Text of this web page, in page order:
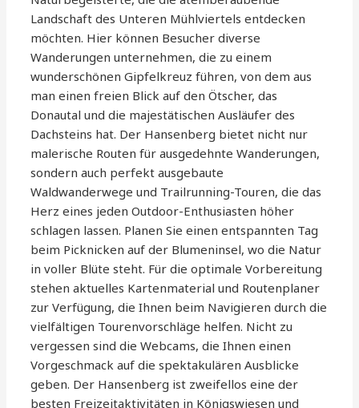
Landschaft des Unteren Mühlviertels entdecken
möchten. Hier können Besucher diverse
Wanderungen unternehmen, die zu einem
wunderschönen Gipfelkreuz führen, von dem aus
man einen freien Blick auf den Ötscher, das
Donautal und die majestätischen Ausläufer des
Dachsteins hat. Der Hansenberg bietet nicht nur
malerische Routen für ausgedehnte Wanderungen,
sondern auch perfekt ausgebaute
Waldwanderwege und Trailrunning-Touren, die das
Herz eines jeden Outdoor-Enthusiasten höher
schlagen lassen. Planen Sie einen entspannten Tag
beim Picknicken auf der Blumeninsel, wo die Natur
in voller Blüte steht. Für die optimale Vorbereitung
stehen aktuelles Kartenmaterial und Routenplaner
zur Verfügung, die Ihnen beim Navigieren durch die
vielfältigen Tourenvorschläge helfen. Nicht zu
vergessen sind die Webcams, die Ihnen einen
Vorgeschmack auf die spektakulären Ausblicke
geben. Der Hansenberg ist zweifellos eine der
besten Freizeitaktivitäten in Königswiesen und